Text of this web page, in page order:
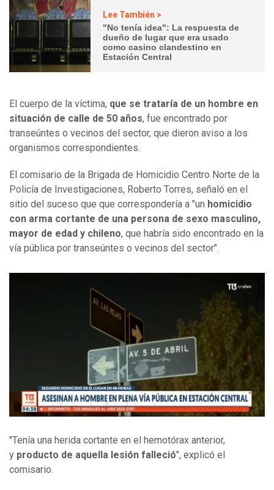
Lee También >
"No tenía idea": La respuesta de
dueño de lugar que era usado
como casino clandestino en
Estación Central
El cuerpo de la víctima, que se trataría de un hombre en
situación de calle de 50 años, fue encontrado por
transeúntes o vecinos del sector, que dieron aviso a los
organismos correspondientes.
El comisario de la Brigada de Homicidio Centro Norte de la
Policía de Investigaciones, Roberto Torres, señaló en el
sitio del suceso que que correspondería a "un homicidio
con arma cortante de una persona de sexo masculino,
mayor de edad y chileno, que habría sido encontrado en la
vía pública por transeúntes o vecinos del sector".
"Tenía una herida cortante en el hemotórax anterior,
y producto de aquella lesión falleció", explicó el
comisario.